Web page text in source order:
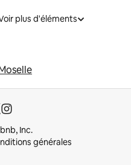
plus d'éléments
Inc.
générales